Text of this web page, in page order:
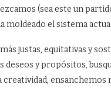
(sea este un
moldeado el sistema
justas, equitativas y
deseos y propósitos,